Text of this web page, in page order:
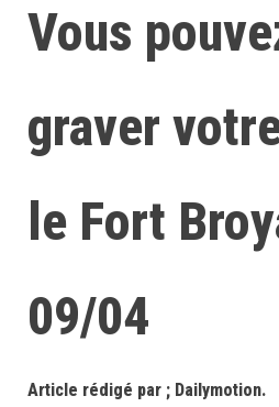
Vous
graver
le Fort
09/04
Article rédigé par ; Dailymotion.